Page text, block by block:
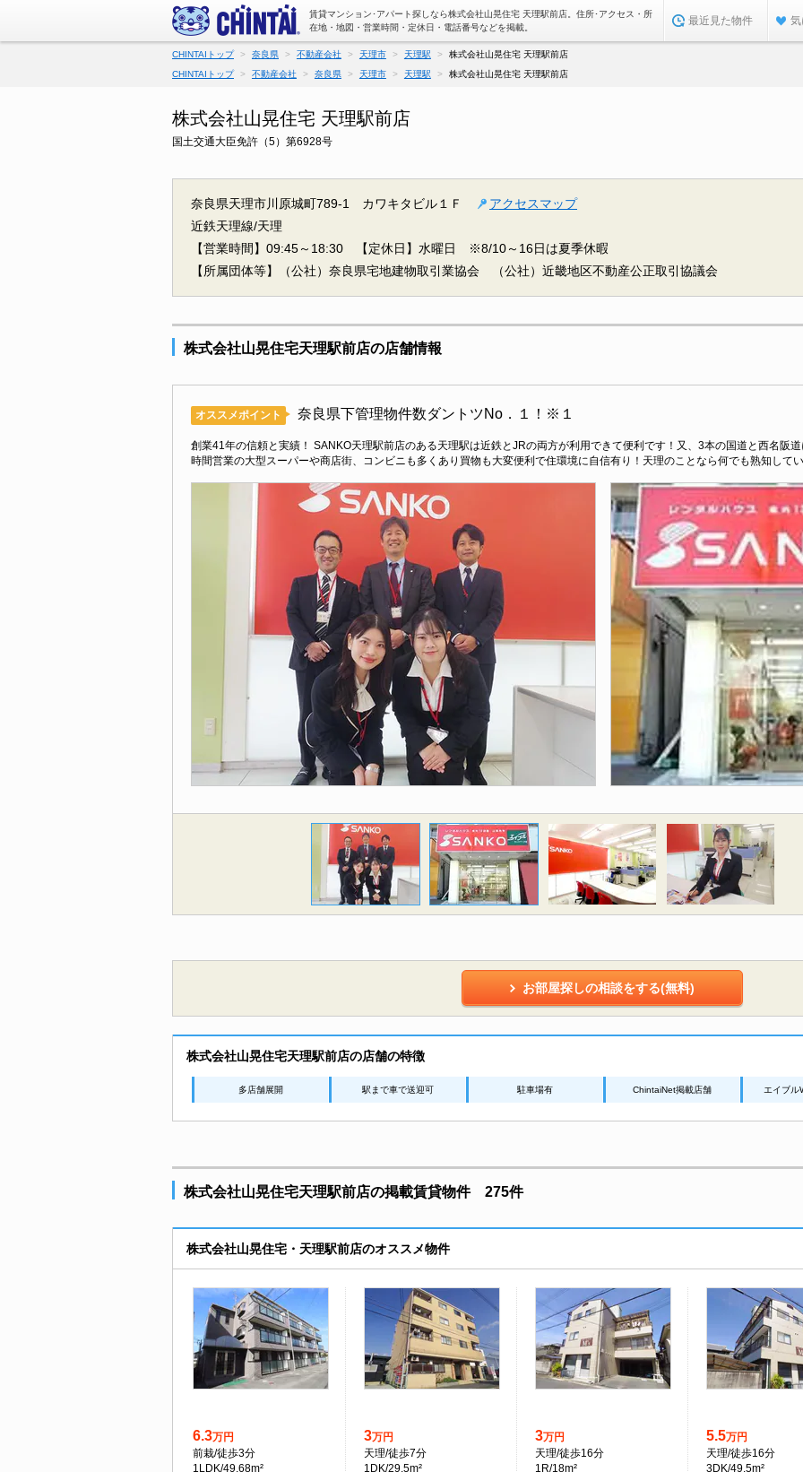
賃貸マンション･アパート探しなら株式会社山晃住宅 天理駅前店。住所･アクセス・所
在地・地図・営業時間・定休日・電話番号などを掲載。
最近見た物件
CHINTAIトップ 奈良県 不動産会社 天理市 天理駅
株式会社山晃住宅 天理駅前店
CHINTAIトップ
不動産会社 奈良県 天理市 天理駅 株式会社山晃住宅 天理駅前店
株式会社山晃住宅 天理駅前店
国土交通大臣免許（5）第6928号
奈良県天理市川原城町789-1 カワキタビル１Ｆ
アクセスマップ
近鉄天理線/天理
【営業時間】09:45～18:30
【定休日】水曜日 ※8/10～16日は夏季休暇
【所属団体等】（公社）奈良県宅地建物取引業協会 （公社）近畿地区不動産公正取引協議会
株式会社山晃住宅天理駅前店の店舗情報
オススメポイント 奈良県下管理物件数ダントツNo．１！※１
創業41年の信頼と実績！ SANKO天理駅前店のある天理駅は近鉄とJRの両方が利用できて便利です！又、3本の国道と西名阪
時間営業の大型スーパーや商店街、コンビニも多くあり買物も大変便利で住環境に自信有り！天理のことなら何でも熟知して
お部屋探しの相談をする(無料)
株式会社山晃住宅天理駅前店の店舗の特徴
多店舗展開 駅まで車で送迎可 駐車場有 ChintaiNet掲載店舗 エイブル
株式会社山晃住宅天理駅前店の掲載賃貸物件 275件
株式会社山晃住宅・天理駅前店のオススメ物件
6.3万円
前栽/徒歩3分
1LDK/49.68m²
3万円
天理/徒歩7分
1DK/29.5m²
3万円
天理/徒歩16分
1R/18m²
5.5万円
天理/徒歩16分
3DK/49.5m²